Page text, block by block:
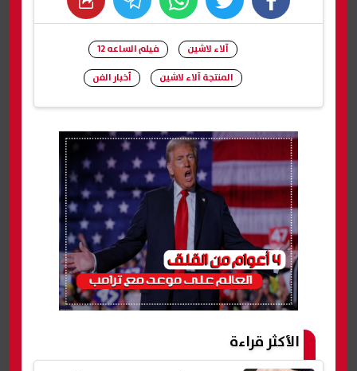
facebook
twitter
whats
آلاء لاشين
فيلم الساعه 12
المنتجة آلاء لاشين
أخبار الفن
الأكثر قراءة